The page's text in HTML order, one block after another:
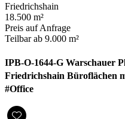
Friedrichshain
18.500 m²
Preis auf Anfrage
Teilbar ab 9.000 m²
IPB-O-1644-G Warschauer
Friedrichshain Büroflächen
#Office